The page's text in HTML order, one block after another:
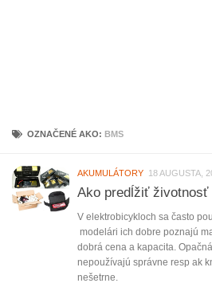
OZNAČENÉ AKO: BMS
AKUMULÁTORY 18 AUGUSTA,
Ako predĺžiť životnosť
V elektrobicykloch sa často
modelári ich dobre poznajú
dobrá cena a kapacita.
nepoužívajú správne resp ak
nešetrne.